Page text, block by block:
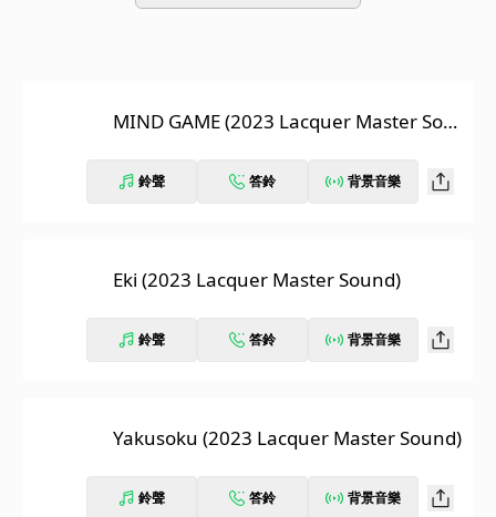
MIND GAME (2023 Lacquer Master Sou
鈴聲 答鈴 背景音樂
Eki (2023 Lacquer Master Sound)
鈴聲 答鈴 背景音樂
Yakusoku (2023 Lacquer Master Sound)
鈴聲 答鈴 背景音樂